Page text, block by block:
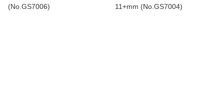
(No.GS7006)
11+mm (No.GS7004)